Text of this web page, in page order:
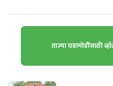
ताज्या घडामोडींसाठी